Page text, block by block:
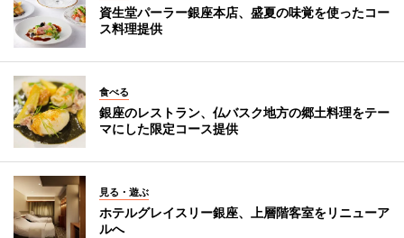
資生堂パーラー銀座本店、盛夏の味覚を使ったコー
ス料理提供
食べる
銀座のレストラン、仏バスク地方の郷土料理をテー
マにした限定コース提供
見る・遊ぶ
ホテルグレイスリー銀座、上層階客室をリニューア
ルへ